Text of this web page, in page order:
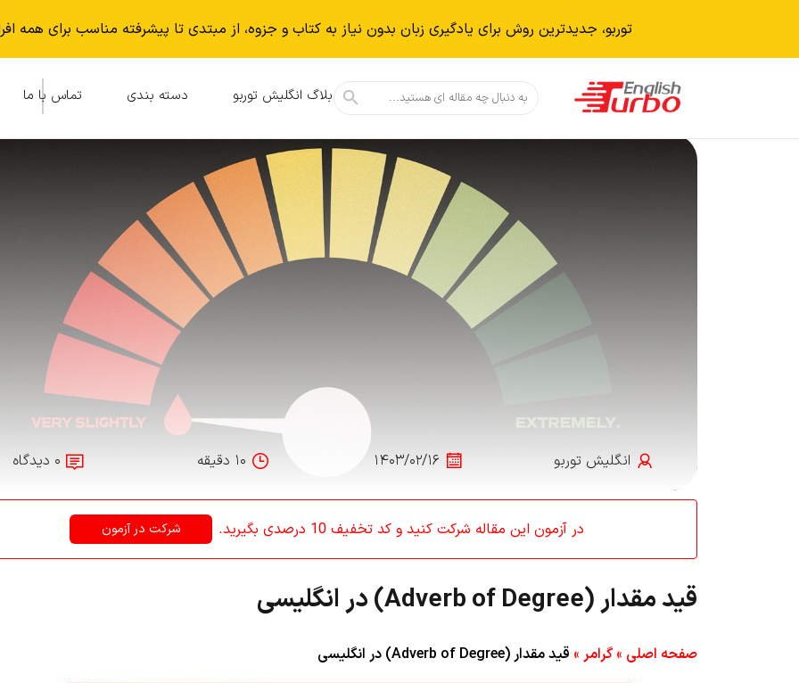
توربو، جدیدترین روش برای یادگیری زبان بدون نياز به كتاب و جزوه، از مبتدی تا پیشرفته مناسب برای همه
جستجو
برای: بلاگ انگلیش توربو دسته بندی تماس با ما
انگلیش‌ توربو ۱۴۰۳/۰۲/۱۶ ۱۰ دقیقه ۰ دیدگاه
در آزمون این مقاله شرکت کنید و کد تخفیف 10 درصدی بگیرید. شرکت در آزمون
قید مقدار (Adverb of Degree) در انگلیسی
صفحه اصلی » گرامر » قید مقدار (Adverb of Degree) در انگلیسی